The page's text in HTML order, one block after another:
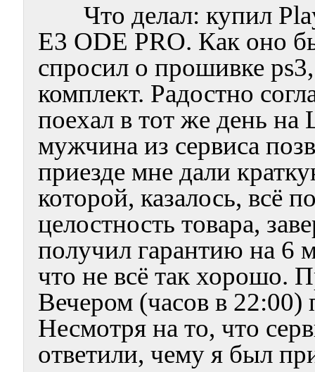
Что делал: купил
E3 ODE PRO. Как оно
спросил о прошивке
комплект. Радостно
поехал в тот же день на
мужчина из сервиса
приезде мне дали
которой, казалось, всё
целостность товара,
получил гарантию на 6
что не всё так хорошо.
Вечером (часов в 22:00)
Несмотря на то, что
ответили, чему я был